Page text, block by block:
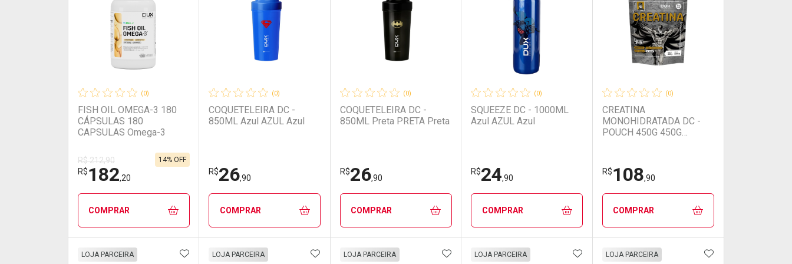
(0)
FISH OIL OMEGA-3 180
CÁPSULAS 180
CAPSULAS Omega-3
R$ 212,90
R$182,20
14% OFF
COMPRAR
FECHAR
FECHAR
(0)
COQUETELEIRA DC -
850ML Azul AZUL Azul
R$26,90
COMPRAR
FECHAR
FECHAR
(0)
COQUETELEIRA DC -
850ML Preta PRETA Preta
R$26,90
COMPRAR
FECHAR
FECHAR
(0)
SQUEEZE DC - 1000ML
Azul AZUL Azul
R$24,90
COMPRAR
FECHAR
FECHAR
(0)
CREATINA
MONOHIDRATADA DC -
POUCH 450G 450G
R$108,90
COMPRAR
LOJA PARCEIRA ADICIONAR AOS FAVORITOS
LOJA PARCEIRA ADICIONAR AOS FAVORITOS
LOJA PARCEIRA ADICIONAR AOS FAVORITOS
LOJA PARCEIRA ADICIONAR AOS FAVORITOS
LOJA PARCEIRA ADICIONAR AOS